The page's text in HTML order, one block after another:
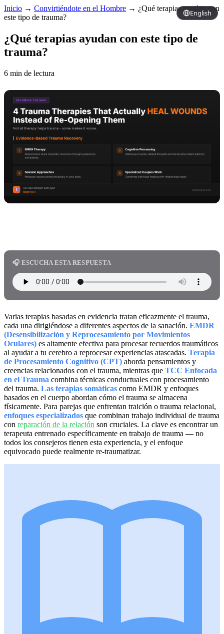
English
Inicio → Convirtiéndote en el Hombre → ¿Qué terapias ayudan con
este tipo de trauma?
¿Qué terapias ayudan con este tipo de
trauma?
6 min de lectura
🎧 ESCUCHA ESTA RESPUESTA
Varias terapias basadas en evidencia tratan eficazmente el trauma,
cada una dirigiéndose a diferentes aspectos de la sanación. EMDR
(Desensibilización y Reprocesamiento por Movimientos
Oculares) es altamente efectiva para procesar recuerdos traumáticos
al ayudar a tu cerebro a reprocesar experiencias atascadas. Terapia
de Procesamiento Cognitivo (CPT) aborda pensamientos y
creencias relacionados con el trauma, mientras que TCC Enfocada
en el Trauma combina técnicas conductuales con procesamiento
del trauma. Las terapias somáticas como EMDR y enfoques
basados en el cuerpo abordan cómo el trauma se almacena
físicamente. Para parejas que enfrentan traición o trauma relacional,
enfoques especializados que combinan trabajo individual de trauma
con reparación de la relación son cruciales. La clave es encontrar un
terapeuta entrenado específicamente en trabajo de trauma — no
todos los consejeros tienen esta experiencia, y el enfoque
equivocado puede realmente re-traumatizar.